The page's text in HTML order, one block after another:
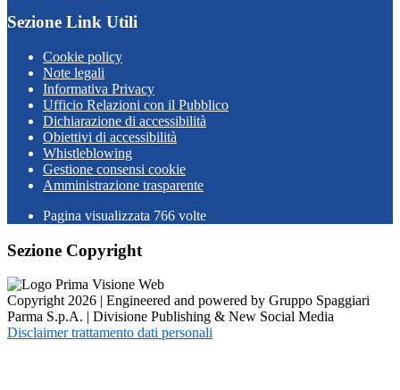
Sezione Link Utili
Cookie policy
Note legali
Informativa Privacy
Ufficio Relazioni con il Pubblico
Dichiarazione di accessibilità
Obiettivi di accessibilità
Whistleblowing
Gestione consensi cookie
Amministrazione trasparente
Pagina visualizzata 766 volte
Sezione Copyright
Copyright 2026 | Engineered and powered by Gruppo Spaggiari
Parma S.p.A. | Divisione Publishing & New Social Media
Disclaimer trattamento dati personali